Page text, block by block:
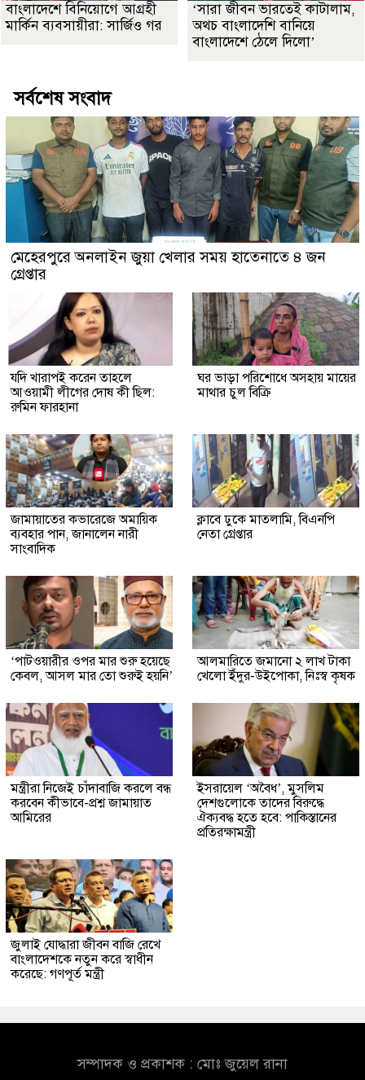
বাংলাদেশে বিনিয়োগে আগ্রহী
মার্কিন ব্যবসায়ীরা: সার্জিও গর
‘সারা জীবন ভারতেই কাটালাম,
অথচ বাংলাদেশি বানিয়ে
বাংলাদেশে ঠেলে দিলো’
সর্বশেষ সংবাদ
মেহেরপুরে অনলাইন জুয়া খেলার সময় হাতেনাতে ৪ জন
গ্রেপ্তার
যদি খারাপই করেন তাহলে
আওয়ামী লীগের দোষ কী ছিল:
রুমিন ফারহানা
ঘর ভাড়া পরিশোধে অসহায় মায়ের
মাথার চুল বিক্রি
জামায়াতের কভারেজে অমায়িক
ব্যবহার পান, জানালেন নারী
সাংবাদিক
ক্লাবে ঢুকে মাতলামি, বিএনপি
নেতা গ্রেপ্তার
‘পাটওয়ারীর ওপর মার শুরু হয়েছে
কেবল, আসল মার তো শুরুই হয়নি’
আলমারিতে জমানো ২ লাখ টাকা
খেলো ইঁদুর-উইপোকা, নিঃস্ব কৃষক
মন্ত্রীরা নিজেই চাঁদাবাজি করলে বন্ধ
করবেন কীভাবে-প্রশ্ন জামায়াত
আমিরের
ইসরায়েল ‘অবৈধ’, মুসলিম
দেশগুলোকে তাদের বিরুদ্ধে
ঐক্যবদ্ধ হতে হবে: পাকিস্তানের
প্রতিরক্ষামন্ত্রী
জুলাই যোদ্ধারা জীবন বাজি রেখে
বাংলাদেশকে নতুন করে স্বাধীন
করেছে: গণপূর্ত মন্ত্রী
সম্পাদক ও প্রকাশক : মোঃ জুয়েল রানা